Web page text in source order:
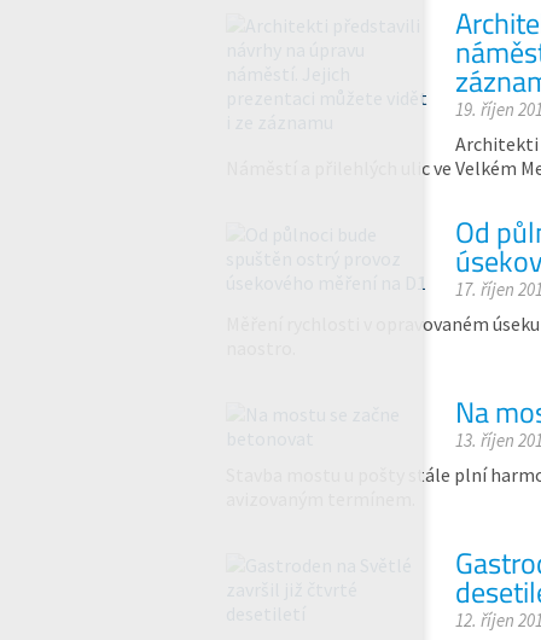
19. říjen
Architekti
Náměstí a přilehlých ulic ve Velkém
Od
17. říjen
Měření rychlosti v opravovaném
Na
13. říjen
Stavba mostu u pošty stále plní
12. říjen